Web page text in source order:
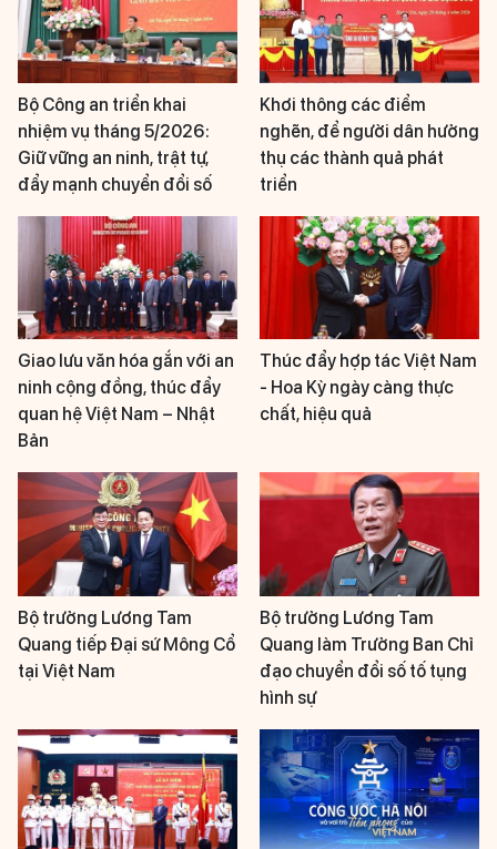
Bộ Công an triển khai
nhiệm vụ tháng 5/2026:
Giữ vững an ninh, trật tự,
đẩy mạnh chuyển đổi số
Khơi thông các điểm
nghẽn, để người dân hưởng
thụ các thành quả phát
triển
Giao lưu văn hóa gắn với an
ninh cộng đồng, thúc đẩy
quan hệ Việt Nam – Nhật
Bản
Thúc đẩy hợp tác Việt Nam
- Hoa Kỳ ngày càng thực
chất, hiệu quả
Bộ trưởng Lương Tam
Quang tiếp Đại sứ Mông Cổ
tại Việt Nam
Bộ trưởng Lương Tam
Quang làm Trưởng Ban Chỉ
đạo chuyển đổi số tố tụng
hình sự